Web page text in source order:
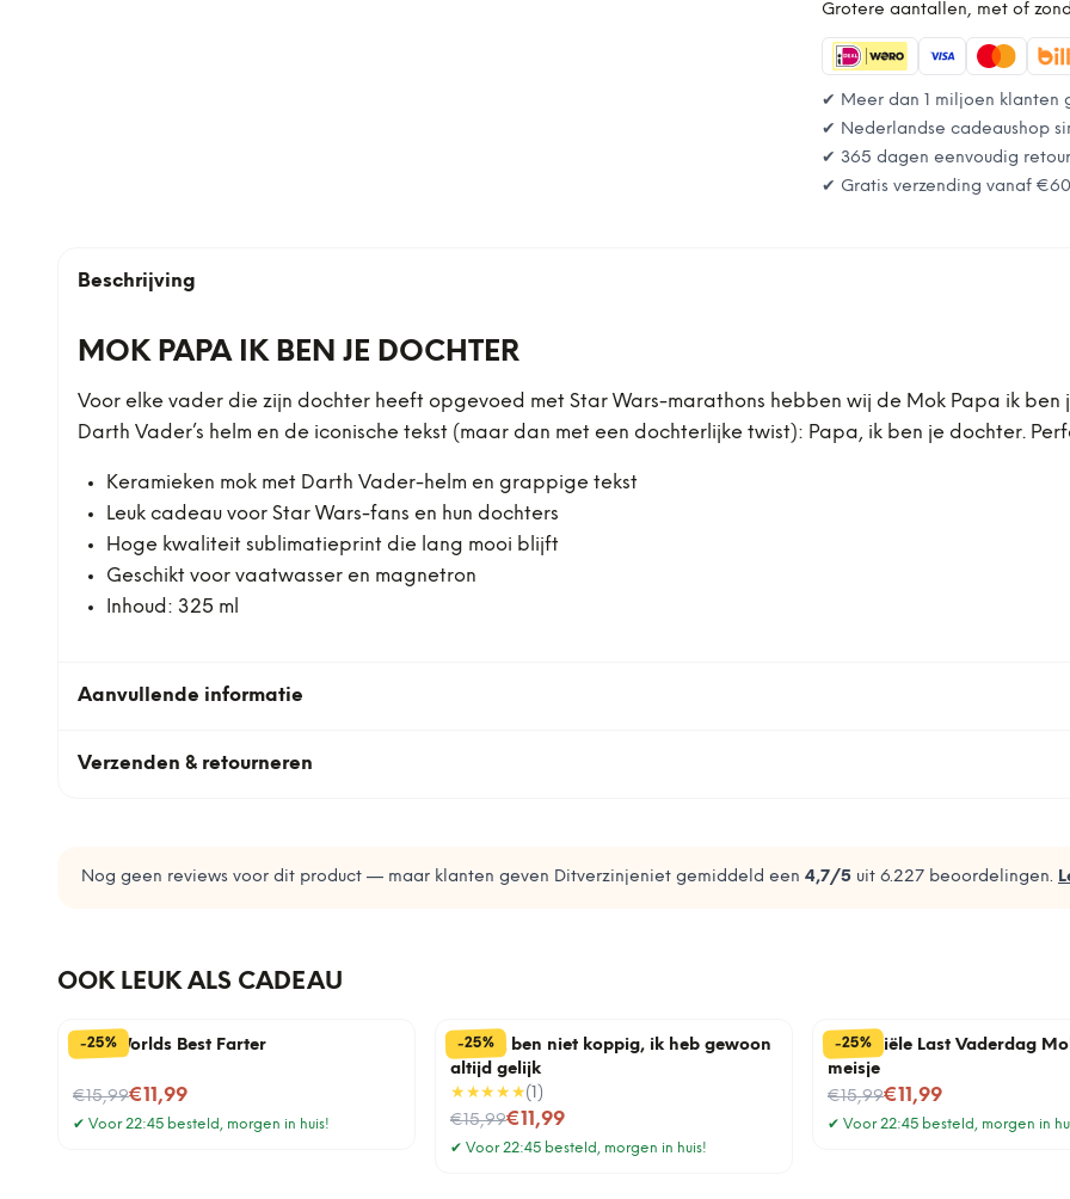
Grotere aantallen, met of
✔ Meer dan 1 miljoen klanten
✔ Nederlandse cadeaushop
✔ 365 dagen eenvoudig
✔ Gratis verzending vanaf €60
Beschrijving
MOK PAPA IK BEN JE DOCHTER
Voor elke vader die zijn dochter heeft opgevoed met Star Wars-marathons hebben wij de Mok Papa ik
Darth Vader’s helm en de iconische tekst (maar dan met een dochterlijke twist): Papa, ik ben je dochter.
Keramieken mok met Darth Vader-helm en grappige tekst
Leuk cadeau voor Star Wars-fans en hun dochters
Hoge kwaliteit sublimatieprint die lang mooi blijft
Geschikt voor vaatwasser en magnetron
Inhoud: 325 ml
Aanvullende informatie
Verzenden & retourneren
Nog geen reviews voor dit product — maar klanten geven Ditverzinjeniet gemiddeld een 4,7/5 uit 6.227 beoordelingen.
OOK LEUK ALS CADEAU
-25%
Mok Worlds Best Farter
€15,99
Nu voor€11,99
✔ Voor 22:45 besteld, morgen in huis!
-25%
Mok Ik ben niet koppig, ik heb gewoon
altijd gelijk
★★★★★( 1 )
€15,99
Nu voor€11,99
✔ Voor 22:45 besteld, morgen in huis!
-25%
Financiële Last Vaderdag
meisje
€15,99
Nu voor€11,99
✔ Voor 22:45 besteld, morgen in